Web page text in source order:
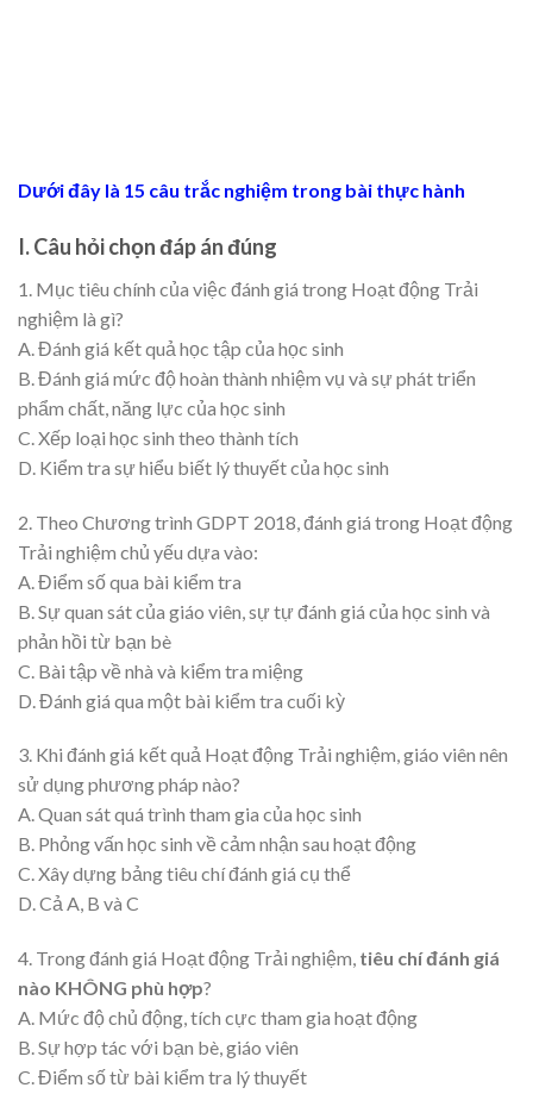
Dưới đây là 15 câu trắc nghiệm trong bài thực hành
I. Câu hỏi chọn đáp án đúng
1. Mục tiêu chính của việc đánh giá trong Hoạt động Trải
nghiệm là gì?
A. Đánh giá kết quả học tập của học sinh
B. Đánh giá mức độ hoàn thành nhiệm vụ và sự phát triển
phẩm chất, năng lực của học sinh
C. Xếp loại học sinh theo thành tích
D. Kiểm tra sự hiểu biết lý thuyết của học sinh
2. Theo Chương trình GDPT 2018, đánh giá trong Hoạt động
Trải nghiệm chủ yếu dựa vào:
A. Điểm số qua bài kiểm tra
B. Sự quan sát của giáo viên, sự tự đánh giá của học sinh và
phản hồi từ bạn bè
C. Bài tập về nhà và kiểm tra miệng
D. Đánh giá qua một bài kiểm tra cuối kỳ
3. Khi đánh giá kết quả Hoạt động Trải nghiệm, giáo viên nên
sử dụng phương pháp nào?
A. Quan sát quá trình tham gia của học sinh
B. Phỏng vấn học sinh về cảm nhận sau hoạt động
C. Xây dựng bảng tiêu chí đánh giá cụ thể
D. Cả A, B và C
4. Trong đánh giá Hoạt động Trải nghiệm, tiêu chí đánh giá
nào KHÔNG phù hợp?
A. Mức độ chủ động, tích cực tham gia hoạt động
B. Sự hợp tác với bạn bè, giáo viên
C. Điểm số từ bài kiểm tra lý thuyết